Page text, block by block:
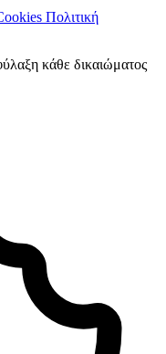
Πολιτική
κάθε δικαιώματος